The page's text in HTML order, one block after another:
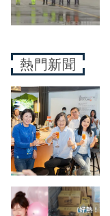
熱門新聞